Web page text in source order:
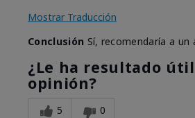
Mostrar Traducción
Conclusión Sí, recomendaría a un
¿Le ha resultado
opinión?
5 0